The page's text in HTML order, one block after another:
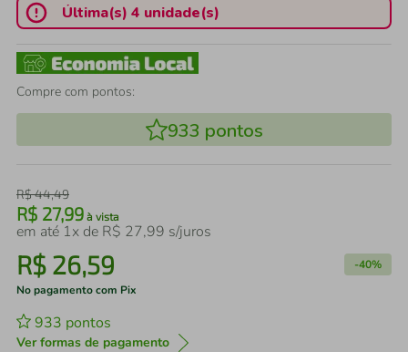
Última(s) 4 unidade(s)
Compre com pontos:
933 pontos
R$44,49
R$ 27,99 à vista
em até 1x de R$ 27,99 s/juros
R$ 26,59 -40%
No pagamento com Pix
933 pontos
Ver formas de pagamento